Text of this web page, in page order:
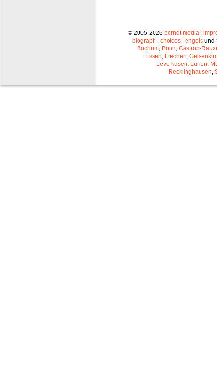
© 2005-2026 berndt media |
biograph | choices | engels und
Bochum Bonn Castrop-
Essen Frechen
Leverkusen Lünen
Recklinghausen